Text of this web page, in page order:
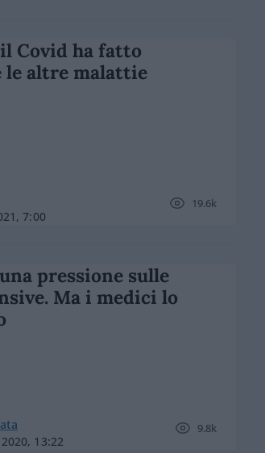
Covid ha fatto
altre malattie
7:00
19.6k
pressione sulle
Ma i medici lo
13:22
9.8k